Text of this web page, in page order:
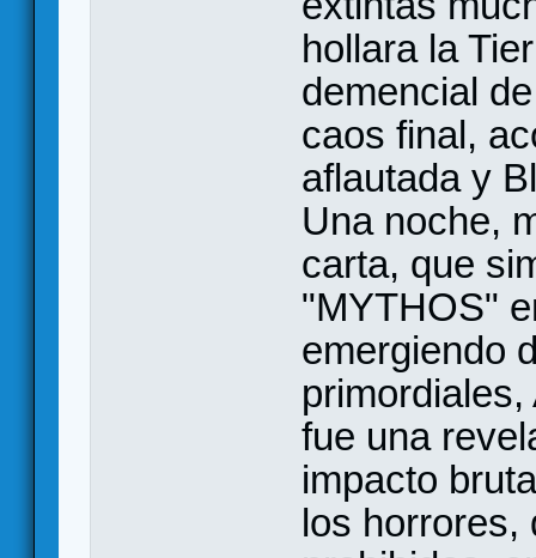
hollara la
demencial
caos final,
aflautada y
Una noche,
carta, que
"MYTHOS"
emergiendo
fue una
impacto
los horrores,